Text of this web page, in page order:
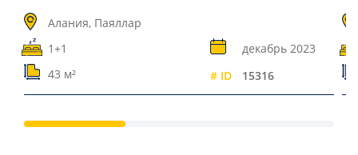
Алания, Паяллар
1+1
декабрь 2023
43 м²
# ID 15316